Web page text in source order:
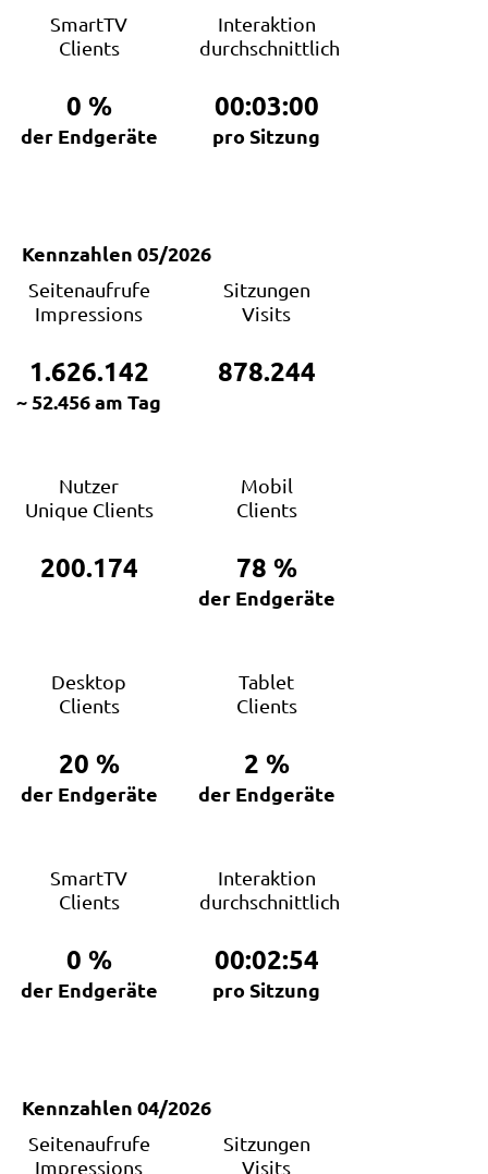
SmartTV
Clients
0 %
der Endgeräte
Interaktion
durchschnittlich
00:03:00
pro Sitzung
Kennzahlen 05/2026
Seitenaufrufe
Impressions
1.626.142
~ 52.456 am Tag
Sitzungen
Visits
878.244
Nutzer
Unique Clients
200.174
Mobil
Clients
78 %
der Endgeräte
Desktop
Clients
20 %
der Endgeräte
Tablet
Clients
2 %
der Endgeräte
SmartTV
Clients
0 %
der Endgeräte
Interaktion
durchschnittlich
00:02:54
pro Sitzung
Kennzahlen 04/2026
Seitenaufrufe
Impressions
Sitzungen
Visits